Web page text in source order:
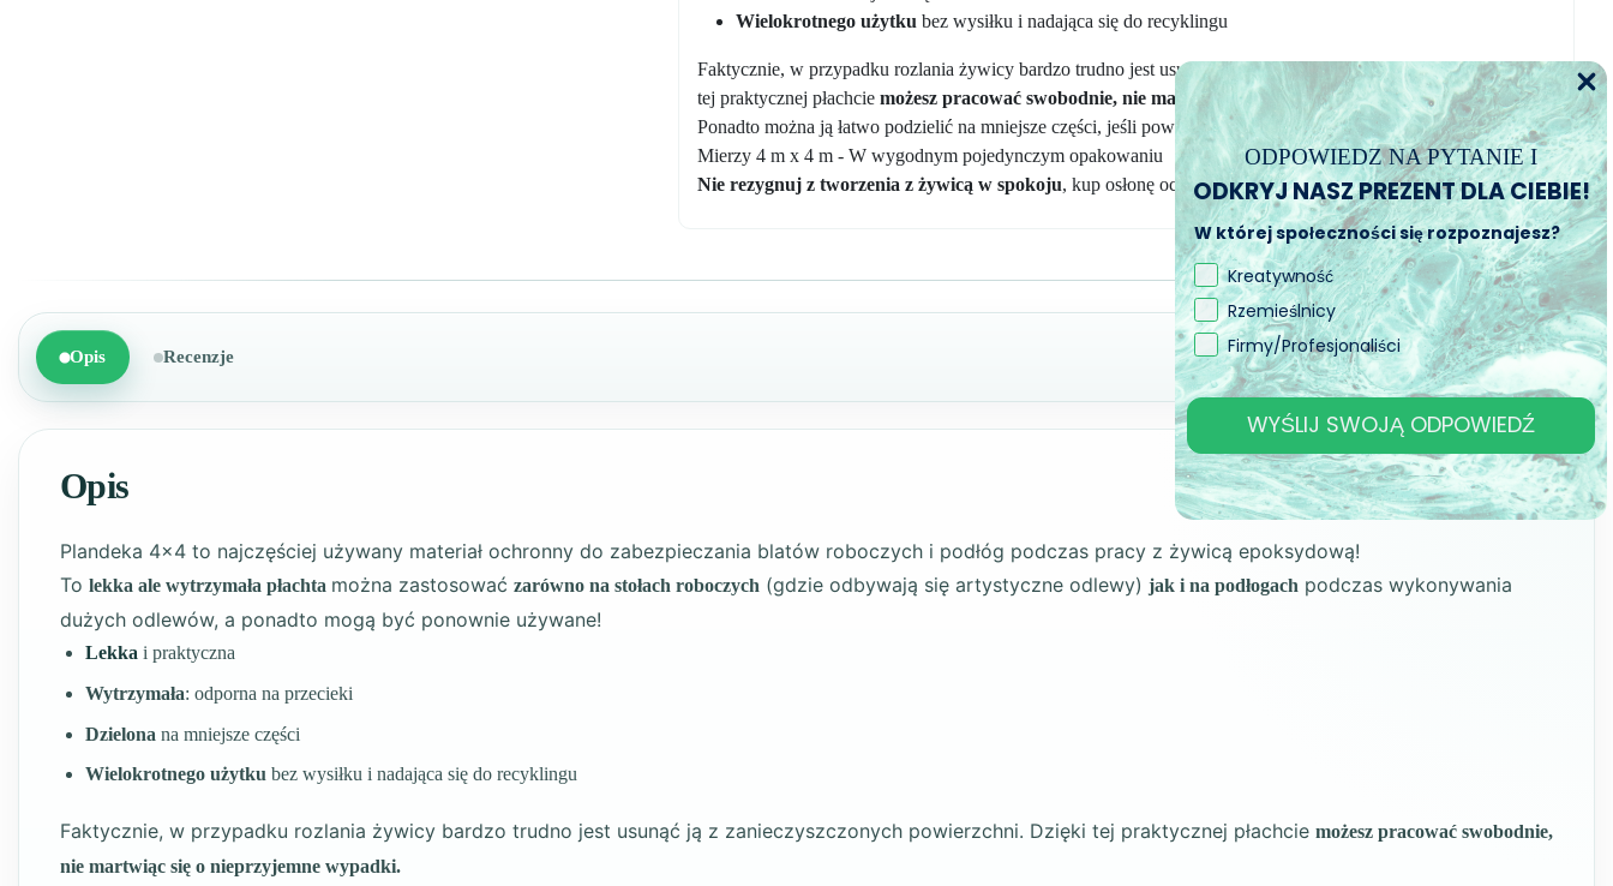
Wielokrotnego użytku bez wysiłku i nadająca się do recyklingu
Faktycznie, w przypadku rozlania żywicy bardzo trudno jest usunąć ją z zanieczyszczonych powierzchni. Dzięki
tej praktycznej płachciemożesz pracować swobodnie, nie martwiąc się o nieprzyjemne wypadki.
Ponadto można ją łatwo podzielić na mniejsze części, jeśli powierzchnia do ochrony jest ograniczona.
Mierzy 4 m x 4 m - W wygodnym pojedynczym opakowaniu
Nie rezygnuj z tworzenia z żywicą w spokoju, kup osłonę ochronną na żywicę!
Opis Recenzje
Opis
Plandeka 4×4 to najczęściej używany materiał ochronny do zabezpieczania blatów roboczych i podłóg podczas pracy z żywicą epoksydową!
To lekka ale wytrzymała płachta można zastosować zarówno na stołach roboczych (gdzie odbywają się artystyczne odlewy) jak i na podłogach podczas wykonywania
dużych odlewów, a ponadto mogą być ponownie używane!
Lekkai praktyczna
Wytrzymała: odporna na przecieki
Dzielona na mniejsze części
Wielokrotnego użytku bez wysiłku i nadająca się do recyklingu
Faktycznie, w przypadku rozlania żywicy bardzo trudno jest usunąć ją z zanieczyszczonych powierzchni. Dzięki tej praktycznej płachcie możesz pracować swobodnie,
nie martwiąc się o nieprzyjemne wypadki.
ODPOWIEDZ NA PYTANIE I
ODKRYJ NASZ PREZENT DLA CIEBIE!
W której społeczności się rozpoznajesz?
Kreatywność
Rzemieślnicy
Firmy/Profesjonaliści
WYŚLIJ SWOJĄ ODPOWIEDŹ